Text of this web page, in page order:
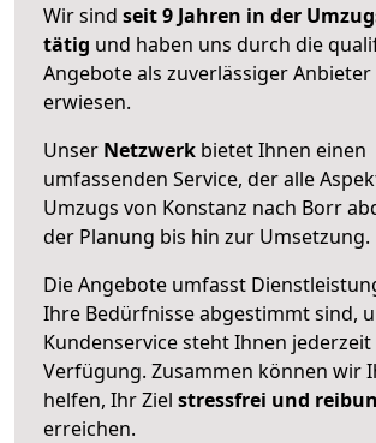
Wir sind seit 9 Jahren in der
tätig und haben uns durch die
Angebote als zuverlässiger
erwiesen.
Unser Netzwerk bietet Ihnen einen
umfassenden Service, der alle
Umzugs von Konstanz nach Borr
der Planung bis hin zur Umsetzung.
Die Angebote umfasst
Ihre Bedürfnisse abgestimmt sind,
Kundenservice steht Ihnen
Verfügung. Zusammen können wir
helfen, Ihr Ziel stressfrei und
erreichen.